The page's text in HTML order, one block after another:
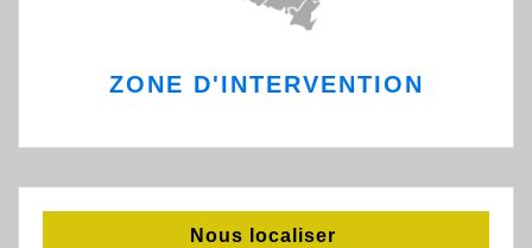
ZONE D'INTERVENTION
Nous localiser